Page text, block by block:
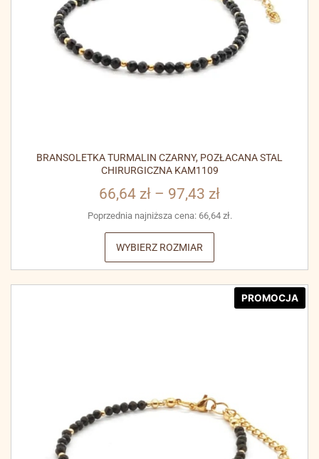
BRANSOLETKA TURMALIN CZARNY, POZŁACANA STAL
CHIRURGICZNA KAM1109
66,64 zł – 97,43 zł
Poprzednia najniższa cena: 66,64 zł.
WYBIERZ ROZMIAR
PROMOCJA